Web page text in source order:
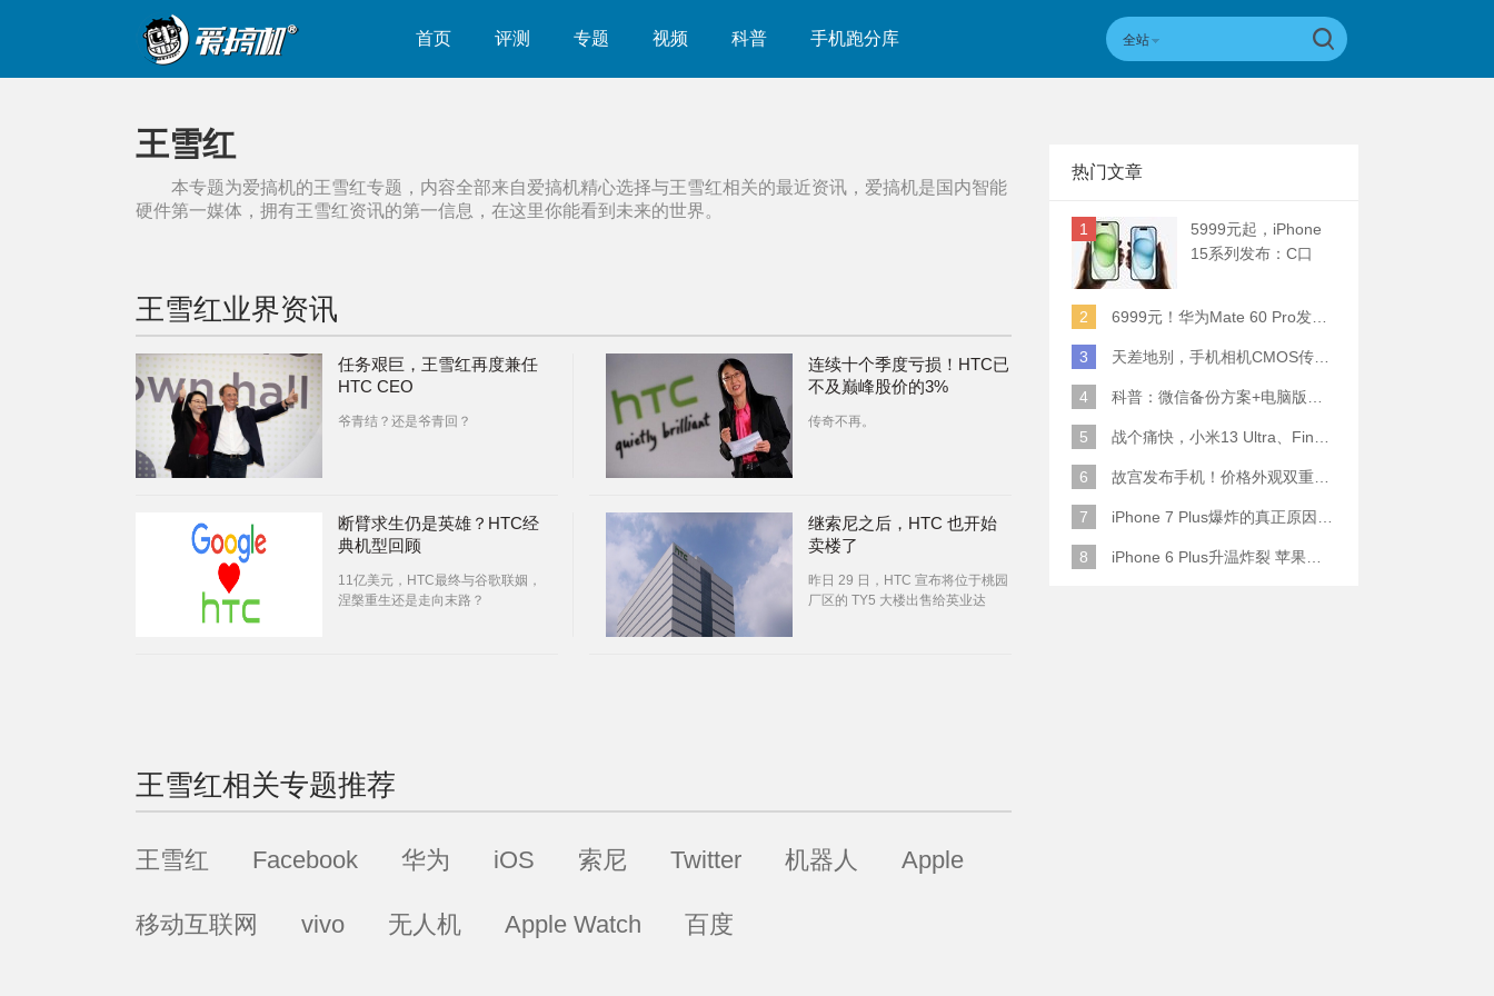
首页 评测 专题 视频 科普 手机跑分库 全站
王雪红
本专题为爱搞机的王雪红专题，内容全部来自爱搞机精心选择与王雪红相关的最近资讯，爱搞机是国内智能
硬件第一媒体，拥有王雪红资讯的第一信息，在这里你能看到未来的世界。
王雪红业界资讯
任务艰巨，王雪红再度兼任
HTC CEO
爷青结？还是爷青回？
连续十个季度亏损！HTC已
不及巅峰股价的3%
传奇不再。
断臂求生仍是英雄？HTC经
典机型回顾
11亿美元，HTC最终与谷歌联姻，
涅槃重生还是走向末路？
继索尼之后，HTC 也开始
卖楼了
昨日 29 日，HTC 宣布将位于桃园
厂区的 TY5 大楼出售给英业达
王雪红相关专题推荐
王雪红 Facebook 华为 iOS 索尼 Twitter 机器人 Apple
移动互联网 vivo 无人机 Apple Watch 百度
热门文章
1
5999元起，iPhone
15系列发布：C口
2
6999元！华为Mate 60 Pro发布：麒麟9000S+卫星通话 (附初步跑分)
3 天差地别，手机相机CMOS传感器实际面积对比
4 科普：微信备份方案+电脑版丢失数据恢复指南
5 战个痛快，小米13 Ultra、Find X6 Pro、vivo X90 Pro+、小米12SU拍照横评
6 故宫发布手机！价格外观双重逆天！
7 iPhone 7 Plus爆炸的真正原因原来是这样
8 iPhone 6 Plus升温炸裂 苹果赔了一部全新的